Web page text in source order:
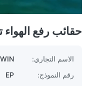
حقائب رفع الهواء
الاسم التجاري:
DOOWIN
رقم النموذج: